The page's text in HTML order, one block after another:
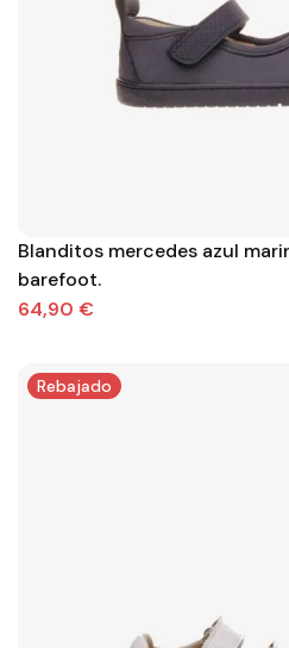
Blanditos mercedes azul
barefoot.
64,90 €
Rebajado